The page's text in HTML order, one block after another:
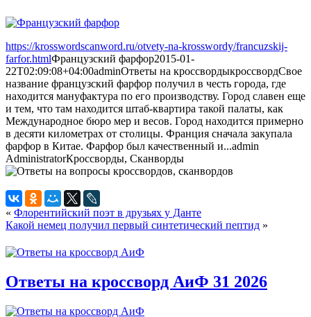
https://krosswordscanword.ru/otvety-na-krosswordy/francuzskij-
farfor.htmlФранцузский фарфор2015-01-
22T02:09:08+04:00adminОтветы на кроссвордыкроссвордСвое
название французский фарфор получил в честь города, где
находится мануфактура по его производству. Город славен еще
и тем, что там находится штаб-квартира такой палаты, как
Международное бюро мер и весов. Город находится примерно
в десяти километрах от столицы. Франция сначала закупала
фарфор в Китае. Фарфор был качественный и...admin
AdministratorКроссворды, Сканворды
« Флорентийский поэт в друзьях у Данте
Какой немец получил первый синтетический пептид »
Ответы на кроссворд АиФ 31 2026